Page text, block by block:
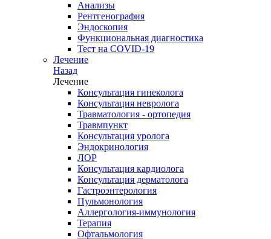
Анализы
Рентгенография
Эндоскопия
Функциональная диагностика
Тест на COVID-19
Лечение
Назад
Лечение
Консультация гинеколога
Консультация невролога
Травматология - ортопедия
Травмпункт
Консультация уролога
Эндокринология
ЛОР
Консультация кардиолога
Консультация дерматолога
Гастроэнтерология
Пульмонология
Аллергология-иммунология
Терапия
Офтальмология